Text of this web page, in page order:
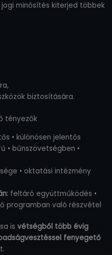
jogi minősítés kiterjed többek
biztosítására.
tényezők
• különösen jelentős
• bűnszövetségben •
• oktatási intézmény
feltáró együttműködés •
programban való részvétel
is vétségből több évig
fenyegető